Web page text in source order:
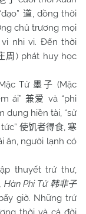
道, đồng thời
chủ trương mọi
nhi vi. Đến thời
周 ) phát huy học
Tử 墨子 (Mặc
ái” 兼爱 và “phi
dụng hiền tài, “sử
使饥者得食,寒
ăn, người lạnh có
thuyết trứ thư,
, Hàn Phi Tử 韩非子
giờ. Những trứ